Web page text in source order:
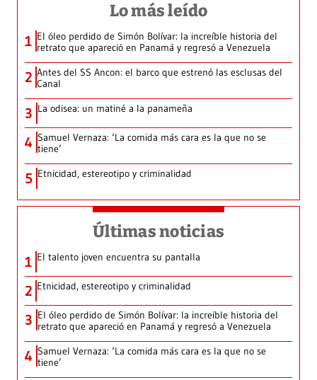
Lo más leído
1 El óleo perdido de Simón Bolívar: la increíble historia del
retrato que apareció en Panamá y regresó a Venezuela
2 Antes del SS Ancon: el barco que estrenó las esclusas del
Canal
3 La odisea: un matiné a la panameña
4 Samuel Vernaza: ‘La comida más cara es la que no se
tiene’
5 Etnicidad, estereotipo y criminalidad
Últimas noticias
1 El talento joven encuentra su pantalla​
2 Etnicidad, estereotipo y criminalidad
3 El óleo perdido de Simón Bolívar: la increíble historia del
retrato que apareció en Panamá y regresó a Venezuela
4 Samuel Vernaza: ‘La comida más cara es la que no se
tiene’